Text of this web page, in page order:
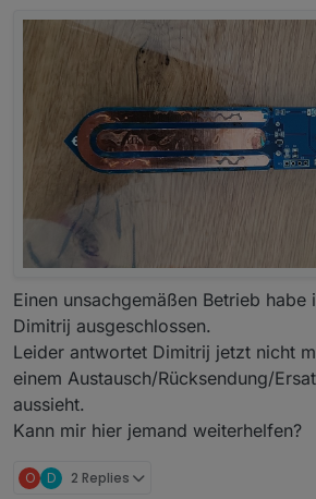
Einen unsachgemäßen Betrieb habe
Dimitrij ausgeschlossen.
Leider antwortet Dimitrij jetzt nicht
einem Austausch/Rücksendung/
aussieht.
Kann mir hier jemand weiterhelfen?
O D 2 Replies